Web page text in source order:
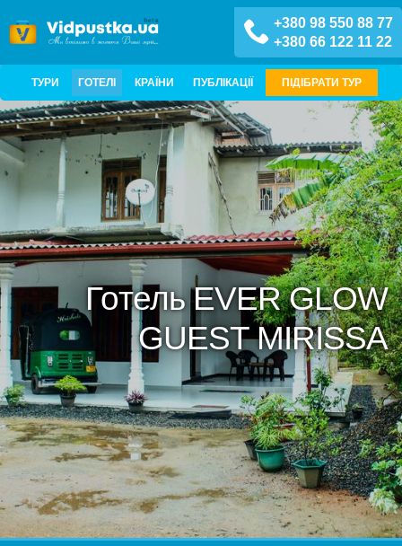
+380 98 550 88 77
+380 66 122 11 22
ТУРИ ГОТЕЛІ КРАЇНИ ПУБЛІКАЦІЇ ПІДІБРАТИ ТУР
Готель EVER GLOW
GUEST MIRISSA